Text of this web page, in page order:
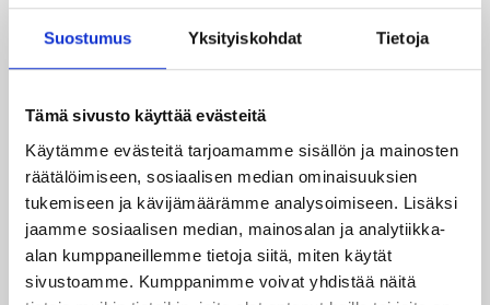
Suostumus Yksityiskohdat Tietoja
Tämä sivusto käyttää evästeitä
Käytämme evästeitä tarjoamamme sisällön ja mainosten
räätälöimiseen, sosiaalisen median ominaisuuksien
tukemiseen ja kävijämäärämme analysoimiseen. Lisäksi
jaamme sosiaalisen median, mainosalan ja analytiikka-
alan kumppaneillemme tietoja siitä, miten käytät
sivustoamme. Kumppanimme voivat yhdistää näitä
Liiga-kauden 2026-2027 otteluohjelma on julkaistu!
Reece Newkirk vahvistamaan JYP-hyökkäystä!
18.05.2026
Jaatinen ja Liljamo jatkosopimuksiin – JYPin ja KeuPa HT:n
yhteistyö jatkuu
14.05.2026